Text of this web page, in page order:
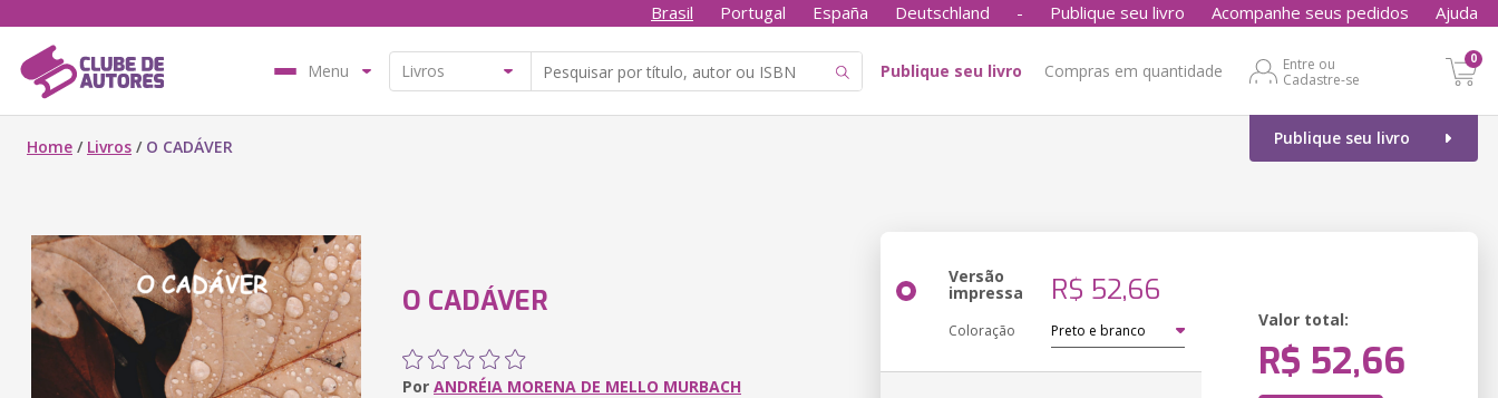
Brasil Portugal España Deutschland - Publique seu livro Acompanhe seus pedidos Ajuda
Menu Publique seu livro Compras em quantidade
Entre ou
Cadastre-se
0
Publique seu livro
Home / Livros / O CADÁVER
O CADÁVER
Por ANDRÉIA MORENA DE MELLO MURBACH
Versão
impressa R$ 52,66
Coloração
Valor total:
R$ 52,66